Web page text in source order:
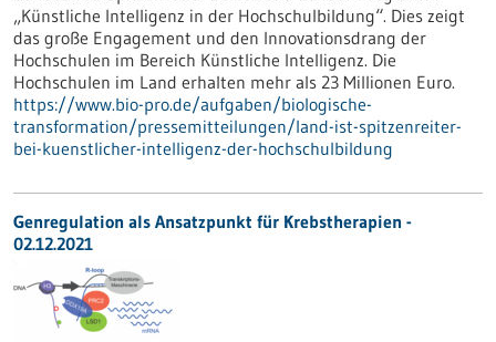
„Künstliche Intelligenz in der Hochschulbildung“. Dies zeigt
das große Engagement und den Innovationsdrang der
Hochschulen im Bereich Künstliche Intelligenz. Die
Hochschulen im Land erhalten mehr als 23 Millionen Euro.
https://www.bio-pro.de/aufgaben/biologische-
transformation/pressemitteilungen/land-ist-spitzenreiter-
bei-kuenstlicher-intelligenz-der-hochschulbildung
Genregulation als Ansatzpunkt für Krebstherapien -
02.12.2021